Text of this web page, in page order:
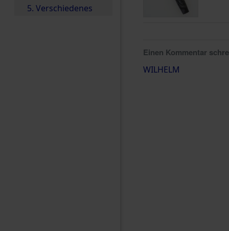
5. Verschiedenes
Einen Kommentar
WILHELM